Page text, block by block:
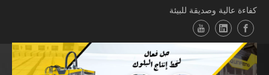
كفاءة عالية وصديقة للبيئة